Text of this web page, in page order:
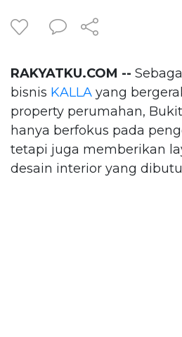
RAKYATKU.COM --
bisnis KALLA yang
property perumahan,
hanya berfokus pada
tetapi juga memberikan
desain interior yang